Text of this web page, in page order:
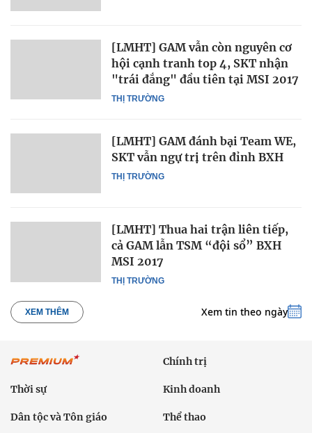
THỊ TRƯỜNG
[LMHT] GAM vẫn còn nguyên cơ
hội cạnh tranh top 4, SKT nhận
"trái đắng" đầu tiên tại MSI 2017
THỊ TRƯỜNG
[LMHT] GAM đánh bại Team WE,
SKT vẫn ngự trị trên đỉnh BXH
THỊ TRƯỜNG
[LMHT] Thua hai trận liên tiếp,
cả GAM lẫn TSM “đội sổ” BXH
MSI 2017
XEM THÊM Xem tin theo ngày
Chính trị
Thời sự Kinh doanh
Dân tộc và Tôn giáo Thể thao